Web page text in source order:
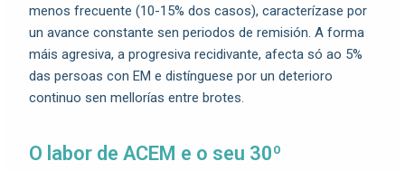
menos frecuente (10-15% dos casos), caracterízase por
un avance constante sen periodos de remisión. A forma
máis agresiva, a progresiva recidivante, afecta só ao 5%
das persoas con EM e distínguese por un deterioro
continuo sen mellorías entre brotes.
O labor de ACEM e o seu 30º